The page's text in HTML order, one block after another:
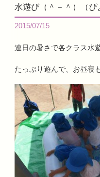
水遊び（＾－＾）（ぴ
2015/07/15
連日の暑さで各クラス水
たっぷり遊んで、お昼寝